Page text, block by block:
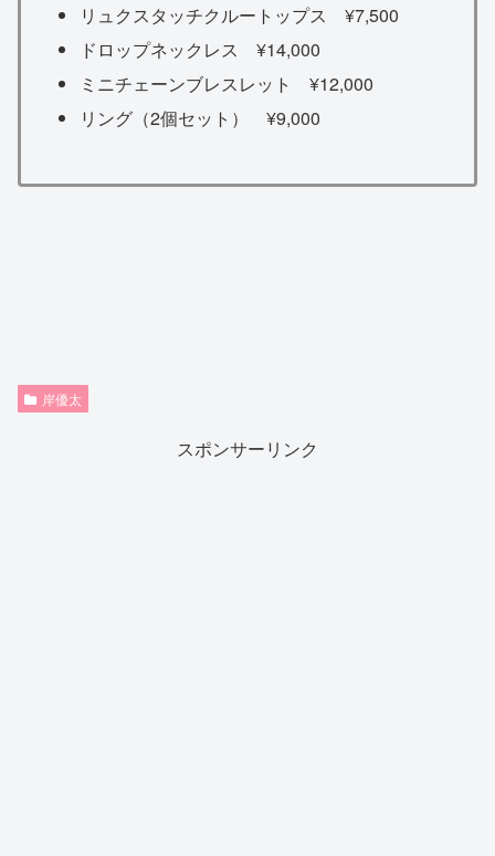
リュクスタッチクルートップス ¥7,500
ドロップネックレス ¥14,000
ミニチェーンブレスレット ¥12,000
リング（2個セット） ¥9,000
岸優太
スポンサーリンク